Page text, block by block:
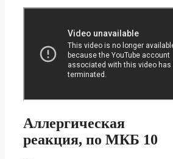
Аллергическая
реакция, по МКБ 10